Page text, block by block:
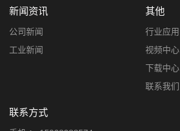
新闻资讯
公司新闻
工业新闻
其他
行业应用
视频中心
下载中心
联系我们
联系方式